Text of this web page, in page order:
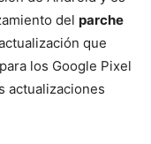
del parche
que
los Google Pixel
actualizaciones